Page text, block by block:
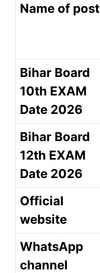
Name of post
Bihar Board
10th EXAM
Date 2026
Bihar Board
12th EXAM
Date 2026
Official
website
WhatsApp
channel